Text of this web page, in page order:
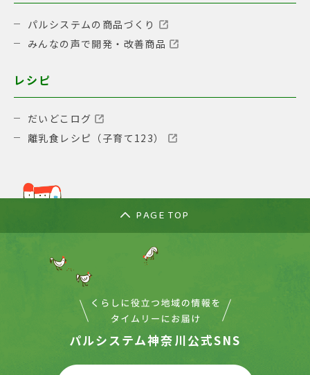
パルシステムの商品づくり
みんなの声で開発・改善商品
レシピ
だいどこログ
離乳食レシピ（子育て123）
PAGE TOP
パルシステム神奈川公式SNS